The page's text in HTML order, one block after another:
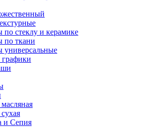
по стеклу и керамике
по ткани
универсальные
и Сепия